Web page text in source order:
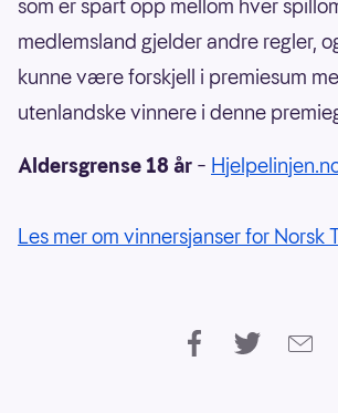
som er spart opp mellom hver
medlemsland gjelder andre regler,
kunne være forskjell i premiesum
utenlandske vinnere i denne
Aldersgrense 18 år –
Les mer om vinnersjanser for Norsk